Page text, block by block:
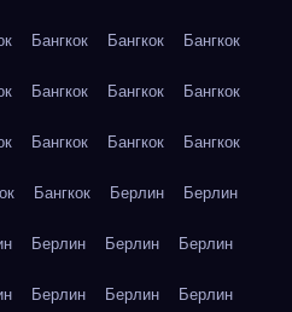
Бангкок Бангкок Бангкок
Бангкок Бангкок Бангкок
Бангкок Бангкок Бангкок
Бангкок Берлин Берлин
Берлин Берлин Берлин
Берлин Берлин Берлин